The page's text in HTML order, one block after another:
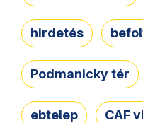
hirdetés
Podmanicky tér
ebtelep CAF